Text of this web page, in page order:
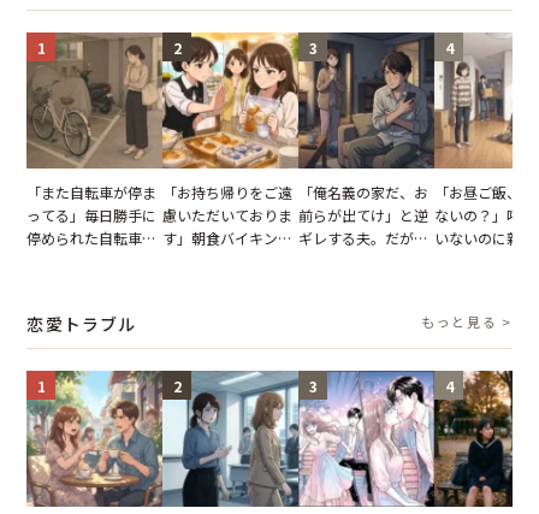
1
「また自転車が停ま
ってる」毎日勝手に
停められた自転車。
2
「お持ち帰りをご遠
慮いただいておりま
す」朝食バイキング
3
「俺名義の家だ、お
前らが出てけ」と逆
ギレする夫。だが、
4
「お昼ご飯、
ないの？」呼
いないのに新
恋愛トラブル もっと見る >
1 2 3 4